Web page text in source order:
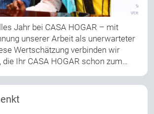
Jahr bei CASA HOGAR – mit
unserer Arbeit als unerwarteter
Wertschätzung verbinden wir
die Ihr CASA HOGAR schon zum…